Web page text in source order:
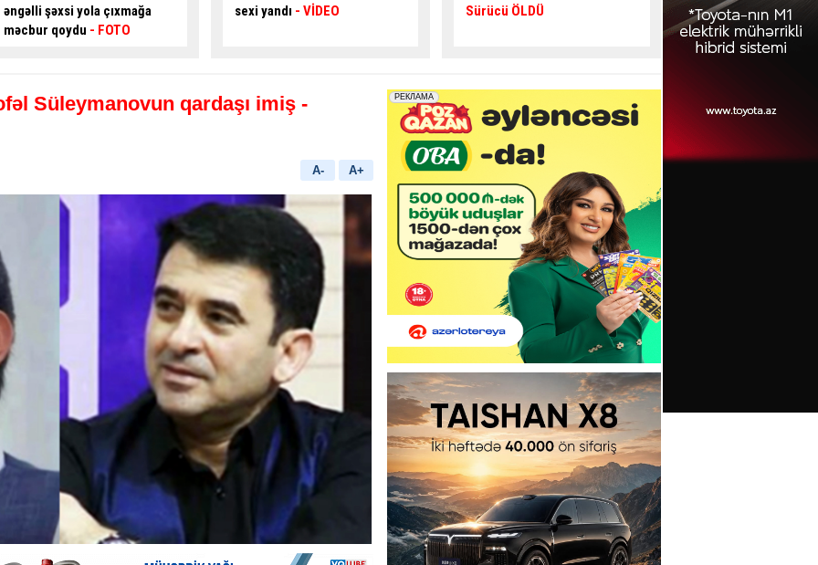
sexi yandı- VİDEO
Sürücü ÖLDÜ
verib,5 nəfər yaralanıb
gənc az qalaasfalta
yıxılacaqdı- VİDEO
Süleymanovun qardaşı imiş -
A- A+